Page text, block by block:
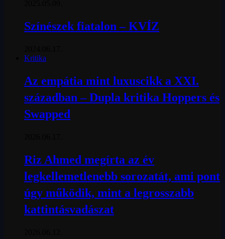
Színészek fiatalon – KVÍZ
Kritika
Az empátia mint luxuscikk a XXI.
században – Dupla kritika Hoppers és
Swapped
Riz Ahmed megírta az év
legkellemetlenebb sorozatát, ami pont
úgy működik, mint a legrosszabb
kattintásvadászat